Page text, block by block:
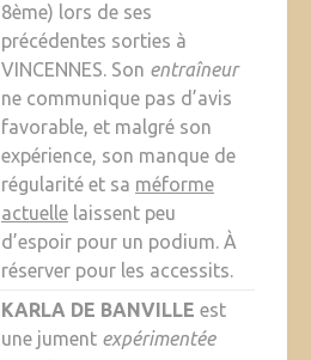
8ème) lors de ses
précédentes sorties à
VINCENNES. Son entraîneur
ne communique pas d’avis
favorable, et malgré son
expérience, son manque de
régularité et sa méforme
actuellelaissent peu
d’espoir pour un podium. À
réserver pour les accessits.
KARLA DE BANVILLE est
une jument expérimentée